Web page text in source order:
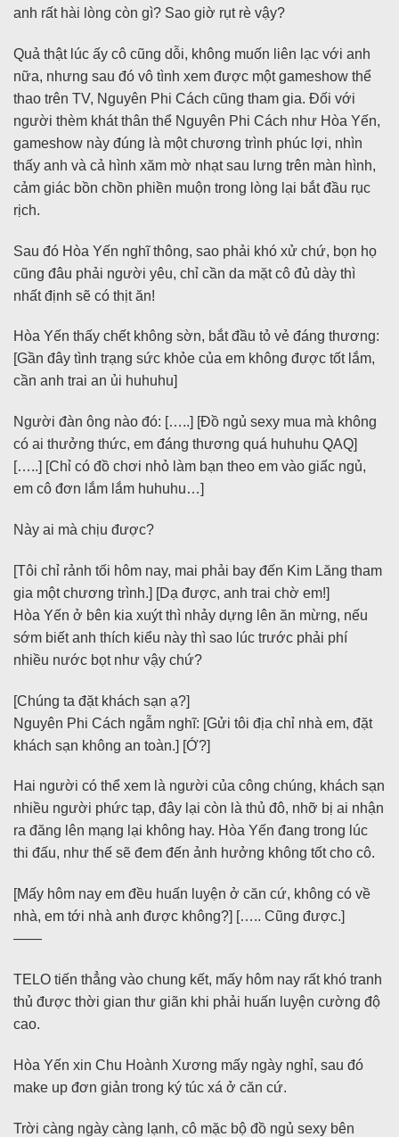
anh rất hài lòng còn gì? Sao giờ rụt rè vậy?
Quả thật lúc ấy cô cũng dỗi, không muốn liên lạc với anh
nữa, nhưng sau đó vô tình xem được một gameshow thể
thao trên TV, Nguyên Phi Cách cũng tham gia. Đối với
người thèm khát thân thể Nguyên Phi Cách như Hòa Yến,
gameshow này đúng là một chương trình phúc lợi, nhìn
thấy anh và cả hình xăm mờ nhạt sau lưng trên màn hình,
cảm giác bồn chồn phiền muộn trong lòng lại bắt đầu rục
rịch.
Sau đó Hòa Yến nghĩ thông, sao phải khó xử chứ, bọn họ
cũng đâu phải người yêu, chỉ cần da mặt cô đủ dày thì
nhất định sẽ có thịt ăn!
Hòa Yến thấy chết không sờn, bắt đầu tỏ vẻ đáng thương:
[Gần đây tình trạng sức khỏe của em không được tốt lắm,
cần anh trai an ủi huhuhu]
Người đàn ông nào đó: […..] [Đồ ngủ sexy mua mà không
có ai thưởng thức, em đáng thương quá huhuhu QAQ]
[…..] [Chỉ có đồ chơi nhỏ làm bạn theo em vào giấc ngủ,
em cô đơn lắm lắm huhuhu…]
Này ai mà chịu được?
[Tôi chỉ rảnh tối hôm nay, mai phải bay đến Kim Lăng tham
gia một chương trình.] [Dạ được, anh trai chờ em!]
Hòa Yến ở bên kia xuýt thì nhảy dựng lên ăn mừng, nếu
sớm biết anh thích kiểu này thì sao lúc trước phải phí
nhiều nước bọt như vậy chứ?
[Chúng ta đặt khách sạn ạ?]
Nguyên Phi Cách ngẫm nghĩ: [Gửi tôi địa chỉ nhà em, đặt
khách sạn không an toàn.] [Ớ?]
Hai người có thể xem là người của công chúng, khách sạn
nhiều người phức tạp, đây lại còn là thủ đô, nhỡ bị ai nhận
ra đăng lên mạng lại không hay. Hòa Yến đang trong lúc
thi đấu, như thế sẽ đem đến ảnh hưởng không tốt cho cô.
[Mấy hôm nay em đều huấn luyện ở căn cứ, không có về
nhà, em tới nhà anh được không?] [….. Cũng được.]
——
TELO tiến thẳng vào chung kết, mấy hôm nay rất khó tranh
thủ được thời gian thư giãn khi phải huấn luyện cường độ
cao.
Hòa Yến xin Chu Hoành Xương mấy ngày nghỉ, sau đó
make up đơn giản trong ký túc xá ở căn cứ.
Trời càng ngày càng lạnh, cô mặc bộ đồ ngủ sexy bên